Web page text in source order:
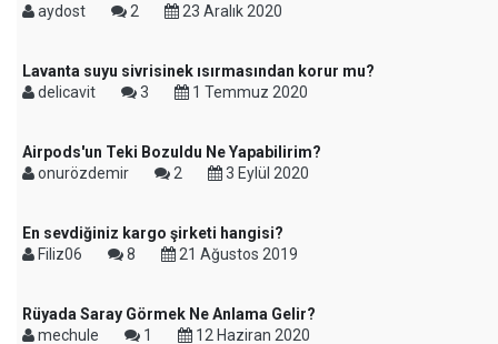
aydost
2 23 Aralık 2020
Lavanta suyu sivrisinek ısırmasından korur mu?
delicavit
3 1 Temmuz 2020
Airpods'un Teki Bozuldu Ne Yapabilirim?
onurözdemir
2 3 Eylül 2020
En sevdiğiniz kargo şirketi hangisi?
Filiz06
8 21 Ağustos 2019
Rüyada Saray Görmek Ne Anlama Gelir?
mechule
1 12 Haziran 2020